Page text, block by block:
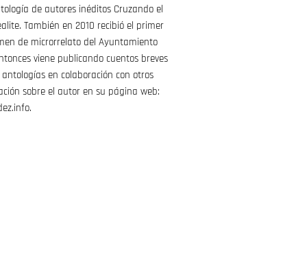
de autores inéditos Cruzando el
También en 2010 recibió el primer
de microrrelato del Ayuntamiento
viene publicando cuentos breves
en colaboración con otros
sobre el autor en su página web: